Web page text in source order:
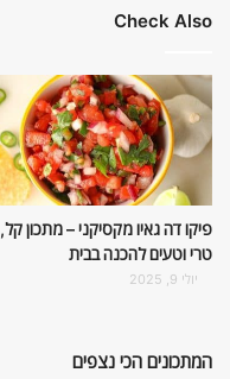
Check Also
פיקו דה גאיו מקסיקני – מתכון קל,
טרי וטעים להכנה בבית
יולי 9, 2025
המתכונים הכי נצפים